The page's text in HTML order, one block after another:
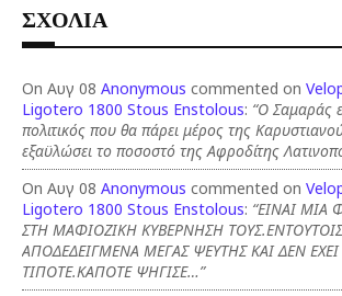
ΣΧΟΛΙΑ
On Αυγ 08 Anonymous commented on
Ligotero 1800 Stous Enstolous: “Ο Σαμαράς
πολιτικός που θα πάρει μέρος της
εξαϋλώσει το ποσοστό της Αφροδίτης
On Αυγ 08 Anonymous commented on
Ligotero 1800 Stous Enstolous: “ΕΙΝΑΙ ΜΙΑ
ΣΤΗ ΜΑΦΙΟΖΙΚΗ ΚΥΒΕΡΝΗΣΗ
ΑΠΟΔΕΔΕΙΓΜΕΝΑ ΜΕΓΑΣ ΨΕΥΤΗΣ ΚΑΙ ΔΕΝ
ΤΙΠΟΤΕ.ΚΑΠΟΤΕ ΨΗΓΙΣΕ…”